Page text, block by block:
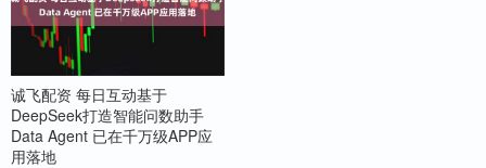
诚飞配资 每日互动基于
DeepSeek打造智能问数助手
Data Agent 已在千万级APP应
用落地